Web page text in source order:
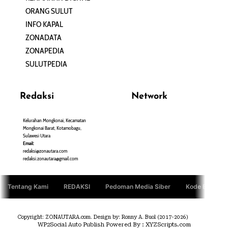
ORANG SULUT
INFO KAPAL
ZONADATA
ZONAPEDIA
SULUTPEDIA
Redaksi
Kelurahan Mongkonai, Kecamatan
Mongkonai Barat, Kotamobagu,
Sulawesi Utara
Email:
redaksi@zonautara.com
redaksi.zonautara@gmail.com
Network
Tentang Kami REDAKSI Pedoman Media Siber Kode Etik
Copyright: ZONAUTARA.com. Design by: Ronny A. Buol (2017-2026)
WP2Social Auto PublishPowered By : XYZScripts.com